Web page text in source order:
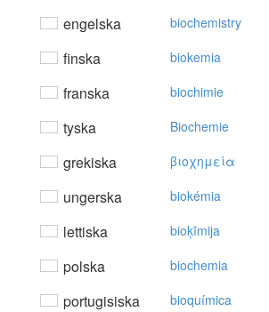
engelska biochemistry
finska biokemia
franska biochimie
tyska Biochemie
grekiska βιoχημεία
ungerska biokémia
lettiska bioķīmija
polska biochemia
portugisiska bioquímica